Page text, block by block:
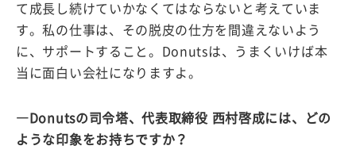
て成長し続けていかなくてはならないと考えていま
す。私の仕事は、その脱皮の仕方を間違えないよう
に、サポートすること。Donutsは、うまくいけば本
当に面白い会社になりますよ。
―Donutsの司令塔、代表取締役 西村啓成には、どの
ような印象をお持ちですか？